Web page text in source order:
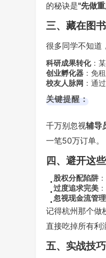
的秘诀是"先做
三、藏在图
很多同学不知道
科研成果转化：
创业孵化器 ：免
校友人脉网 ：通
关键提醒：
千万别忽视辅导
一笔50万订单。
四、避开这
股权分配陷阱
过度追求完美
忽视现金流管理
记得杭州那个做
直接吃掉所有利
五、实战技